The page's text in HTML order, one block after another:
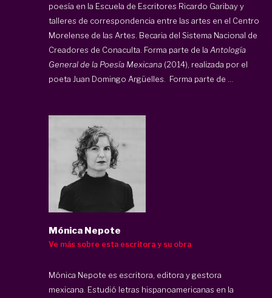
poesía en la Escuela de Escritores Ricardo Garibay y
talleres de correspondencia entre las artes en el Centro
Morelense de las Artes. Becaria del Sistema Nacional de
Creadores de Conaculta. Forma parte de la Antología
General de la Poesía Mexicana (2014), realizada por el
poeta Juan Domingo Argüelles. Forma parte de ...
Mónica Nepote
Ve más sobre esta escritora y su obra
Mónica Nepote es escritora, editora y gestora
mexicana. Estudió letras hispanoamericanas en la